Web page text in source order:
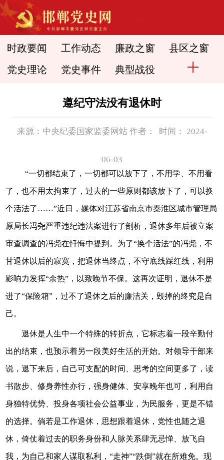
时政要闻 工作动态 廉政之窗 县区之窗
党史理论 党史事件 典型战役
遵纪守法没有退休时
来源：中央纪委国家监委网站 作者： 时间： 2024-
06-03
“一切都结束了，一切都可以放下了，不用学、不用看
了，也不用太拘束了，过去的一些原则都该放下了，可以换
个活法了……”近日，媒体对江苏省南京市秦淮区城市管理局
原局长冯尧严重违纪违法案进行了剖析，退休多年后被立案
审查调查的冯尧在忏悔中提到。为了“换个活法”的冯尧，不
甘退休以后的寂寞，把退休当终点，不守底线踩红线，利用
影响力发挥“余热”，以致晚节不保。这再次证明，退休不是
进了“保险箱”，过不了退休之后的廉洁关，毁掉的终究是自
己。
退休是人生中一个特殊的转折点，它标志着一段辛勤付
出的结束，也预示着另一段美好生活的开始。对领导干部来
说，退下来后，自己可支配的时间、思考的空间更多了，读
书散步、修身养性亦行，强身健体、安享晚年也可，利用自
身独特优势、投身各项社会公益事业，为民服务，更是不错
的选择。倘若是工作退休，思想跟着退休，党性也随之退
休，倚仗着过去的职务身份和人脉关系肆无忌惮、放飞自
我，为自己和家人谋取私利，“走神”“跌倒”就在所难免。现